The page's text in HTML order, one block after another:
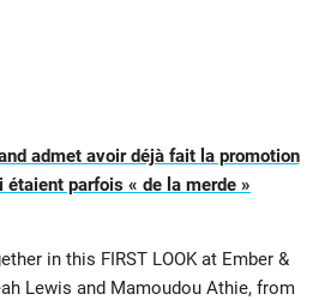
admet avoir déjà fait la promotion
parfois « de la merde »
in this FIRST LOOK at Ember &
Lewis and Mamoudou Athie, from